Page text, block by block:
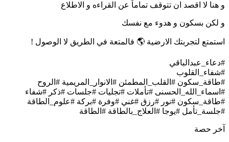
و هنا لا اقصد ان تتوقف تماماً عن القراءه و الاطلاع
و لكن بسكون و هدوء مع نفسك
استمتع لتجربتك الارضية 🌎 فالمتعة في الطريق لا الوصول !
#دعاء_عبدالباقي
#شفاء_القلوب
#طاقة_سكون #القلب_المطمئن #الانوار_المريمية #الروح
#اسماء_الله_الحسنى #تأملات #تجليات #جلسات #ذكر #شفاء
#طاقة_سكون #نور #رزق #غني #وفرة #بركة #علوم_الطاقة
#جلسة_تأمل #يوجا #العلاج_بالطاقة #الطاقة
آخر حصة